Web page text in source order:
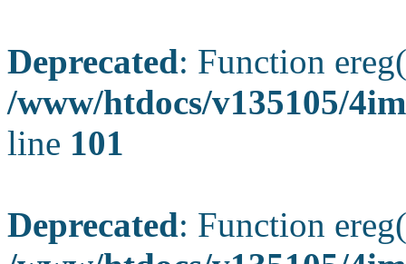
Deprecated: Function
/www/htdocs/v135105/
line 101
Deprecated: Function